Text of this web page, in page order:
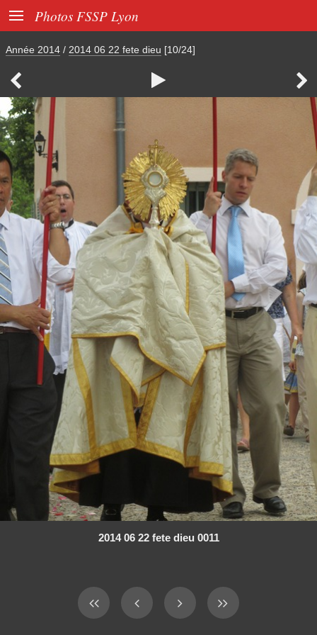
 Photos FSSP Lyon
Année 2014 / 2014 06 22 fete dieu [10/24]
  
2014 06 22 fete dieu 0011